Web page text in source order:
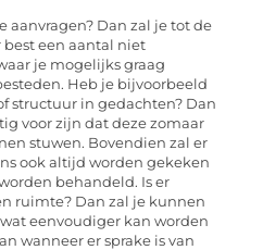
aanvragen? Dan zal je tot de
een aantal niet
je mogelijks graag
Heb je bijvoorbeeld
structuur in gedachten? Dan
voor zijn dat deze zomaar
stuwen. Bovendien zal er
ook altijd worden gekeken
behandeld. Is er
ruimte? Dan zal je kunnen
eenvoudiger kan worden
wanneer er sprake is van